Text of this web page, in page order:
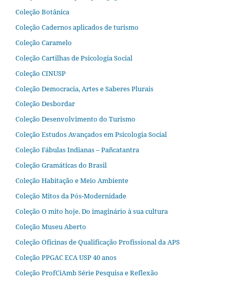
Coleção Botânica
Coleção Cadernos aplicados de turismo
Coleção Caramelo
Coleção Cartilhas de Psicologia Social
Coleção CINUSP
Coleção Democracia, Artes e Saberes Plurais
Coleção Desbordar
Coleção Desenvolvimento do Turismo
Coleção Estudos Avançados em Psicologia Social
Coleção Fábulas Indianas – Pañcatantra
Coleção Gramáticas do Brasil
Coleção Habitação e Meio Ambiente
Coleção Mitos da Pós-Modernidade
Coleção O mito hoje. Do imaginário à sua cultura
Coleção Museu Aberto
Coleção Oficinas de Qualificação Profissional da APS
Coleção PPGAC ECA USP 40 anos
Coleção ProfCiAmb Série Pesquisa e Reflexão